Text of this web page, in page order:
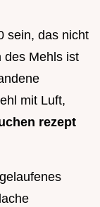
sein, das nicht
des Mehls ist
mit Luft,
rezept